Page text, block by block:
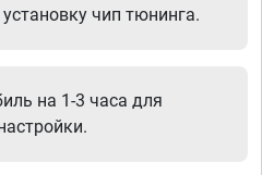
чип тюнинга.
на 1-3 часа для